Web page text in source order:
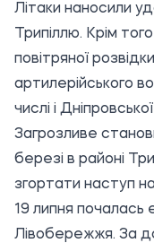
Літаки наносили
Трипіллю. Крім
повітряної
артилерійського
числі і
Загрозливе
березі в районі
згортати наступ
19 липня почалась
Лівобережжя. За